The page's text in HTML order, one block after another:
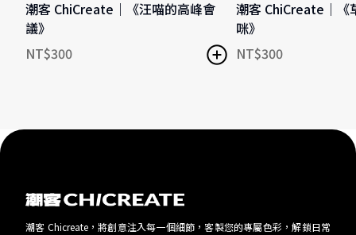
潮客 ChiCreate｜《汪喵的高峰會
議》
NT$300
潮客 ChiCreate｜《
咪》
NT$300
潮客 Chicreate，將創意注入每一個細節，客製您的專屬色彩，解鎖日常